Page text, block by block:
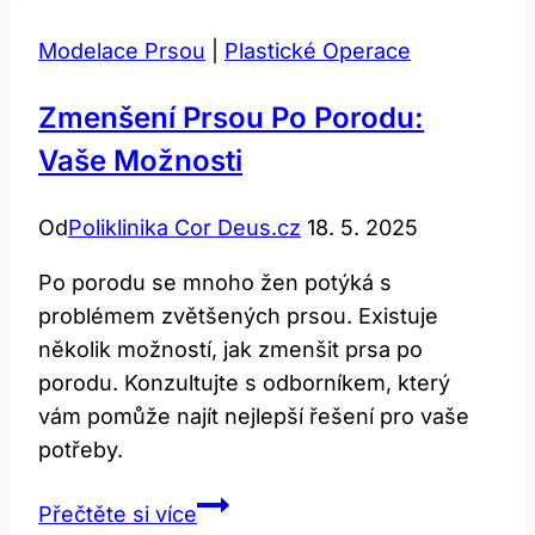
Modelace Prsou Plastické Operace
Zmenšení Prsou Po Porodu:
Vaše Možnosti
OdPoliklinika Cor Deus.cz 18. 5. 2025
Po porodu se mnoho žen potýká s
problémem zvětšených prsou. Existuje
několik možností, jak zmenšit prsa po
porodu. Konzultujte s odborníkem, který
vám pomůže najít nejlepší řešení pro vaše
potřeby.
Přečtěte si víceZmenšení